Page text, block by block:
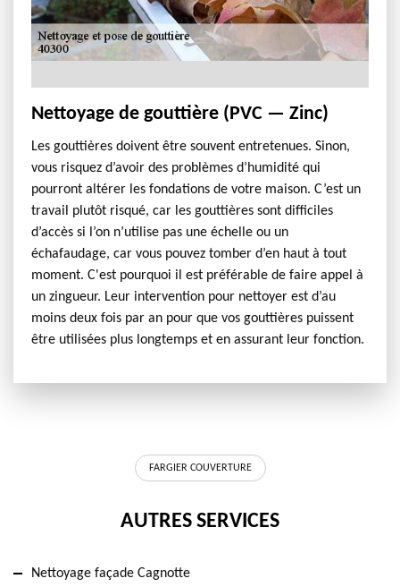
Nettoyage de gouttière (PVC — Zinc)
Les gouttières doivent être souvent entretenues. Sinon,
vous risquez d’avoir des problèmes d’humidité qui
pourront altérer les fondations de votre maison. C’est un
travail plutôt risqué, car les gouttières sont difficiles
d’accès si l’on n’utilise pas une échelle ou un
échafaudage, car vous pouvez tomber d’en haut à tout
moment. C'est pourquoi il est préférable de faire appel à
un zingueur. Leur intervention pour nettoyer est d’au
moins deux fois par an pour que vos gouttières puissent
être utilisées plus longtemps et en assurant leur fonction.
FARGIER COUVERTURE
AUTRES SERVICES
Nettoyage façade Cagnotte